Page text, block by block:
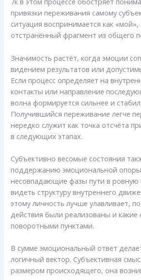
привязки переживания самому
ситуация воспринимается как «мой»,
отстранённый фрагмент из общего
Значимость растёт, когда эмоции
видением результатов или
Если процесс определяет на
контакты или направление
волна формируется сильнее и
Получившийся переживание легче
нередко служит как точка отсчёта
в следующих этапах.
Субъективно весомые состояния
поддержанию эмоциональной
несовпадающие фазы пути в ровную
видеть структуру внутреннего
этому личность лучше улавливает,
действия были реализованы и какие
поворотными пунктами.
В сумме эмоциональный ответ
логичный вектор. Субъективная
размером происходящего, она